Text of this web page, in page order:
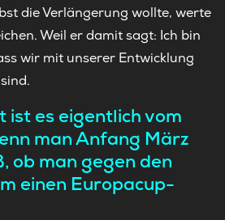
die Verlängerung wollte, werte
Weil er damit sagt: Ich bin
wir mit unserer Entwicklung
ist es eigentlich vom
man Anfang März
ob man gegen den
einen Europacup-